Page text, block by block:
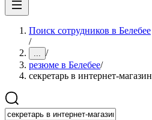
Поиск сотрудников в Белебее
/
... /
резюме в Белебее/
секретарь в интернет-магазин